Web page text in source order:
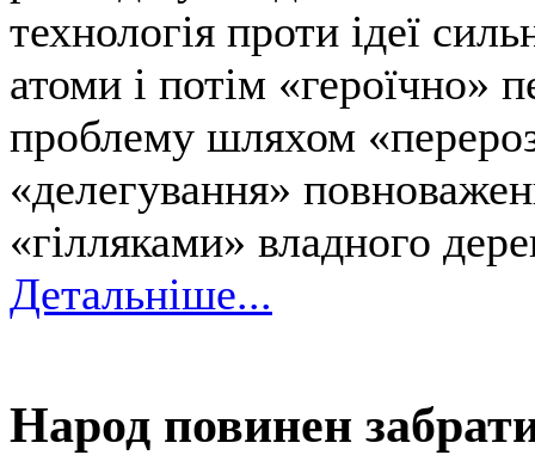
технологія проти ідеї
атоми і потім «героїчно»
проблему шляхом
«делегування»
«гілляками» владного
Детальніше...
Народ повинен